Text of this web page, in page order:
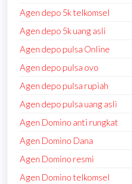
Agen depo 5k telkomsel
Agen depo 5k uang asli
Agen depo pulsa Online
Agen depo pulsa ovo
Agen depo pulsa rupiah
Agen depo pulsa uang asli
Agen Domino anti rungkat
Agen Domino Dana
Agen Domino resmi
Agen Domino telkomsel